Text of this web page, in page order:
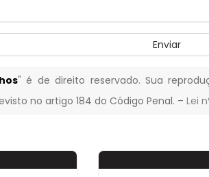
Enviar
" é de direito reservado. Sua
no artigo 184 do Código Penal. –Lei